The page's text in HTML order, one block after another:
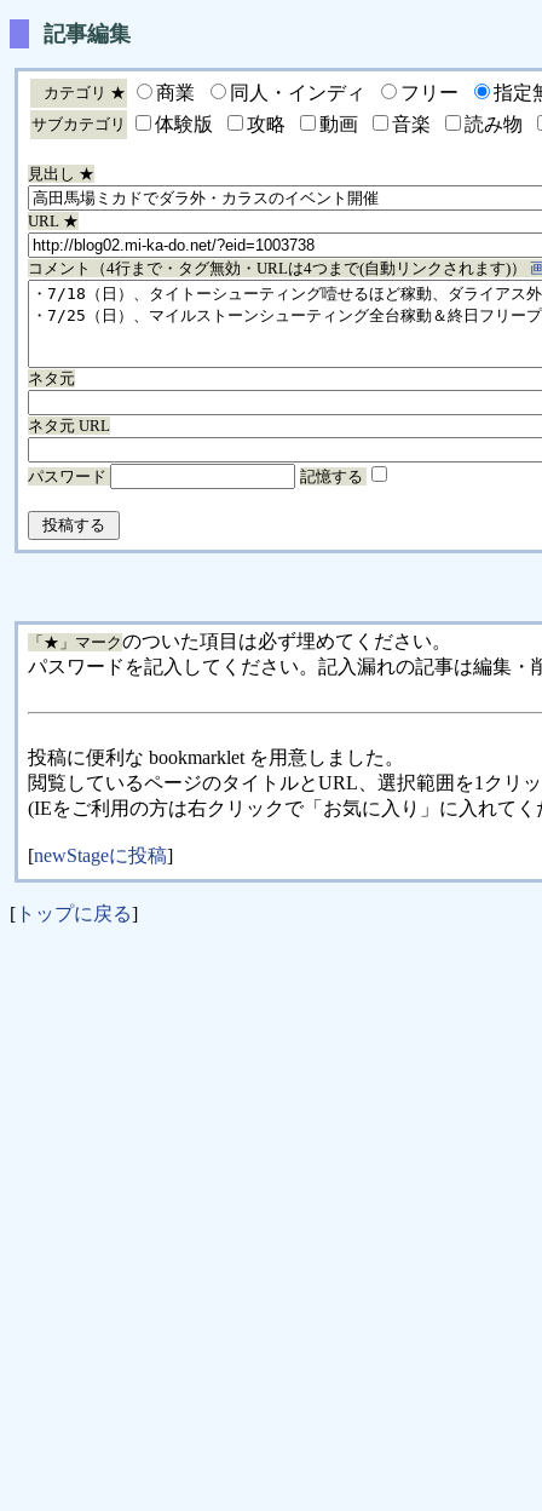
記事編集
カテゴリ ★ 商業 同人・インディ フリー 指定
サブカテゴリ 体験版 攻略 動画 音楽 読み物
見出し ★
URL ★
コメント（4行まで・タグ無効・URLは4つまで(自動リンクされます)）
ネタ元
ネタ元 URL
パスワード 記憶する
「★」マークのついた項目は必ず埋めてください。
パスワードを記入してください。記入漏れの記事は編集・
投稿に便利な bookmarklet を用意しました。
閲覧しているページのタイトルとURL、選択範囲を1クリ
(IEをご利用の方は右クリックで「お気に入り」に入れてく
[newStageに投稿]
[ トップに戻る]